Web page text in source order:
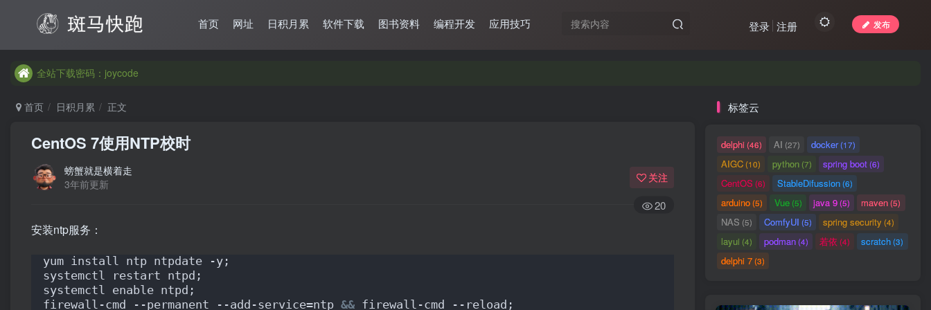
首页 网址 日积月累 软件下载 图书资料 编程开发 应用技巧 发布
登录 注册
全站下载密码：joycode
首页 日积月累 正文
CentOS 7使用NTP校时
螃蟹就是横着走
3年前更新
关注
20
安装ntp服务：
yum install ntp ntpdate -y;
systemctl restart ntpd;
systemctl enable ntpd;
firewall-cmd --permanent --add-service=ntp && firewall-cmd --reload;
标签云
delphi(46) AI (27) docker(17)
AIGC(10) python(7) spring boot(6)
CentOS (6) StableDifussion(6)
arduino(5) Vue(5) java 9(5) maven(5)
NAS (5) ComfyUI (5) spring security (4)
layui (4) podman(4) 若依 (4) scratch(3)
delphi 7(3)